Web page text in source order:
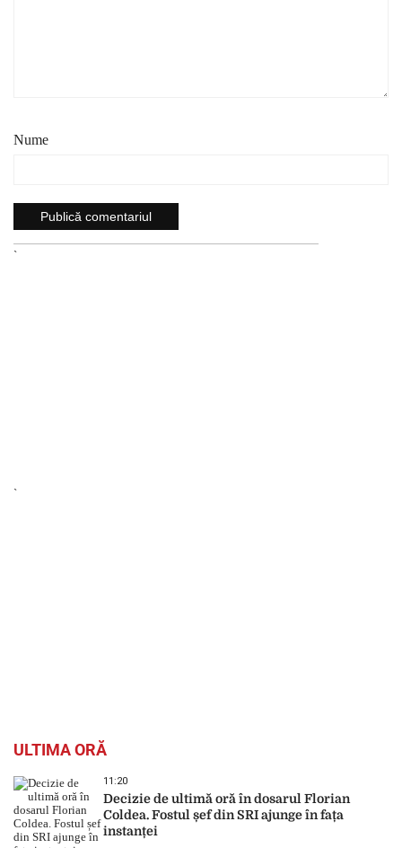
Nume
`
`
ULTIMA ORĂ
11:20
Decizie de ultimă oră în dosarul Florian
Coldea. Fostul șef din SRI ajunge în fața
instanței